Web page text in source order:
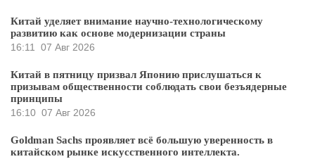
Китай уделяет внимание научно-технологическому
развитию как основе модернизации страны
16:11
07 Авг 2026
Китай в пятницу призвал Японию прислушаться к
призывам общественности соблюдать свои безъядерные
принципы
16:10 07 Авг 2026
Goldman Sachs проявляет всё большую уверенность в
китайском рынке искусственного интеллекта.